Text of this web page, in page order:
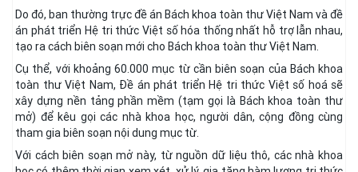
Do đó, ban thường trực đề án Bách khoa toàn thư Việt Nam và đề
án phát triển Hệ tri thức Việt số hóa thống nhất hỗ trợ lẫn nhau,
tạo ra cách biên soạn mới cho Bách khoa toàn thư Việt Nam.
Cụ thể, với khoảng 60.000 mục từ cần biên soạn của Bách khoa
toàn thư Việt Nam, Đề án phát triển Hệ tri thức Việt số hoá sẽ
xây dựng nền tảng phần mềm (tạm gọi là Bách khoa toàn thư
mở) để kêu gọi các nhà khoa học, người dân, cộng đồng cùng
tham gia biên soạn nội dung mục từ.
Với cách biên soạn mở này, từ nguồn dữ liệu thô, các nhà khoa